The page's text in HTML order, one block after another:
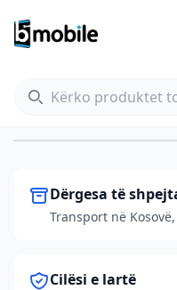
Kërko
Zëvendësimi
Dërgesa të
Transport në
Cilësi e lartë